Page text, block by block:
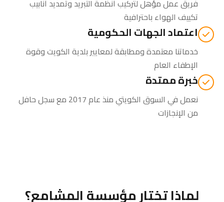
فريق عمل مؤهل لتركيب أنظمة التبريد وتمديد أنابيب
تكييف الهواء باحترافية
اعتماد الجهات الحكومية
خدماتنا معتمدة ومطابقة لمعايير بلدية الكويت وقوة
الإطفاء العام
خبرة ممتدة
نعمل في السوق الكويتي منذ عام 2017 مع سجل حافل
من الإنجازات
لماذا تختار مؤسسة المشامع؟